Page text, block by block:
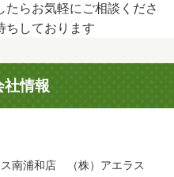
らお気軽にご相談くださ
ちしております
社情報
ス南浦和店 （株）アエラス